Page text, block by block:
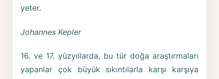
yeter.
Johannes Kepler
16. ve 17. yüzyıllarda, bu tür doğa araştırmaları
yapanlar çok büyük sıkıntılarla karşı karşıya